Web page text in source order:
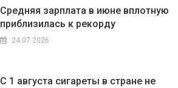
Средняя зарплата в июне вплотную
приблизилась к рекорду
24.07.2026
С 1 августа сигареты в стране не